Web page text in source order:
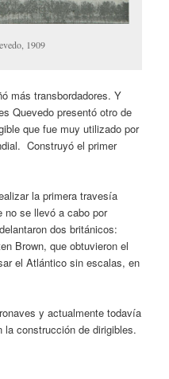
1909
más transbordadores. Y
Quevedo presentó otro de
que fue muy utilizado por
Construyó el primer
la primera travesía
no se llevó a cabo por
dos británicos:
Brown, que obtuvieron el
el Atlántico sin escalas, en
y actualmente todavía
construcción de dirigibles.